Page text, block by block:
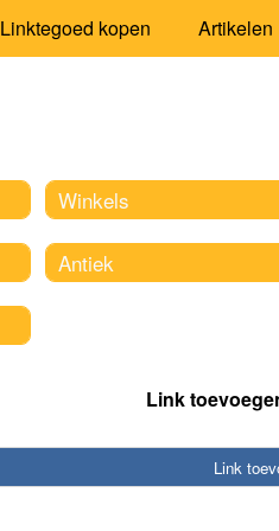
Linktegoed kopen Artikelen
Winkels
Antiek
Link
Link